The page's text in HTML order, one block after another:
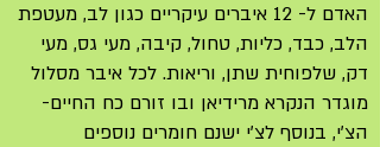
האדם ל- 12 איברים עיקריים כגון לב, מעטפת
הלב, כבד, כליות, טחול, קיבה, מעי גס, מעי
דק, שלפוחית שתן, וריאות. לכל איבר מסלול
מוגדר הנקרא מרידיאן ובו זורם כח החיים-
הצ'י, בנוסף לצ'י ישנם חומרים נוספים